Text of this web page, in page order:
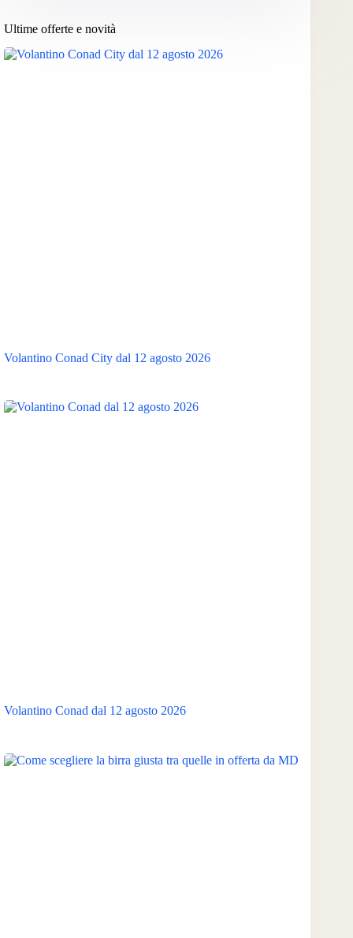
Ultime offerte e novità
Volantino Conad City dal 12 agosto 2026
Volantino Conad dal 12 agosto 2026